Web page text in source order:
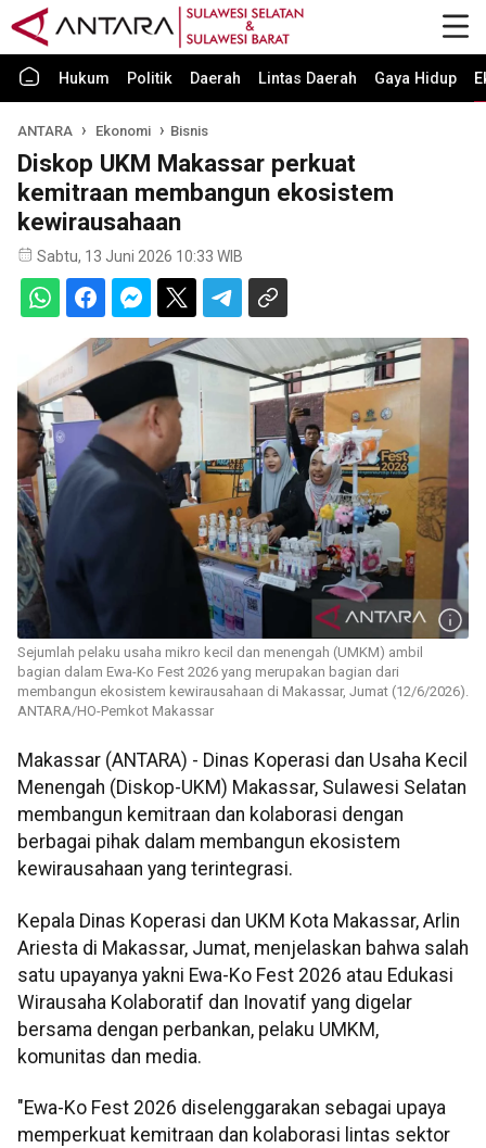
Hukum Politik Daerah Lintas Daerah Gaya Hidup
ANTARA Ekonomi Bisnis
Diskop UKM Makassar perkuat
kemitraan membangun ekosistem
kewirausahaan
Sabtu, 13 Juni 2026 10:33 WIB
Sejumlah pelaku usaha mikro kecil dan menengah (UMKM) ambil
bagian dalam Ewa-Ko Fest 2026 yang merupakan bagian dari
membangun ekosistem kewirausahaan di Makassar, Jumat (12/6/2026).
ANTARA/HO-Pemkot Makassar
Makassar (ANTARA) - Dinas Koperasi dan Usaha Kecil
Menengah (Diskop-UKM) Makassar, Sulawesi Selatan
membangun kemitraan dan kolaborasi dengan
berbagai pihak dalam membangun ekosistem
kewirausahaan yang terintegrasi.
Kepala Dinas Koperasi dan UKM Kota Makassar, Arlin
Ariesta di Makassar, Jumat, menjelaskan bahwa salah
satu upayanya yakni Ewa-Ko Fest 2026 atau Edukasi
Wirausaha Kolaboratif dan Inovatif yang digelar
bersama dengan perbankan, pelaku UMKM,
komunitas dan media.
"Ewa-Ko Fest 2026 diselenggarakan sebagai upaya
memperkuat kemitraan dan kolaborasi lintas sektor